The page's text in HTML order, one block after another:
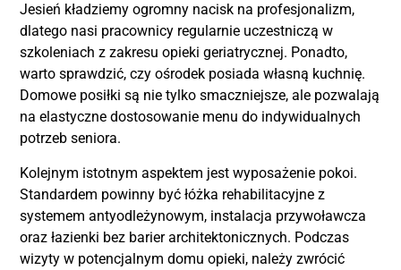
Jesień kładziemy ogromny nacisk na profesjonalizm,
dlatego nasi pracownicy regularnie uczestniczą w
szkoleniach z zakresu opieki geriatrycznej. Ponadto,
warto sprawdzić, czy ośrodek posiada własną kuchnię.
Domowe posiłki są nie tylko smaczniejsze, ale pozwalają
na elastyczne dostosowanie menu do indywidualnych
potrzeb seniora.
Kolejnym istotnym aspektem jest wyposażenie pokoi.
Standardem powinny być łóżka rehabilitacyjne z
systemem antyodleżynowym, instalacja przywoławcza
oraz łazienki bez barier architektonicznych. Podczas
wizyty w potencjalnym domu opieki, należy zwrócić